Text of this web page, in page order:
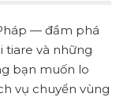
— đầm phá
tiare và những
bạn muốn lo
vụ chuyển vùng